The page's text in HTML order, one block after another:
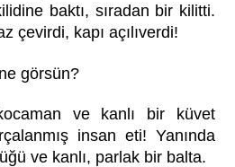
baktı, sıradan bir kilitti.
çevirdi, kapı açılıverdi!
görsün?
ve kanlı bir küvet
insan eti! Yanında
ve kanlı, parlak bir balta.